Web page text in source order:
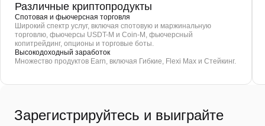
Различные криптопродукты
Спотовая и фьючерсная торговля
Широкий спектр услуг, включая спотовую и маржинальную
торговлю, фьючерсы USDT-M и Coin-M, фьючерсный
копитрейдинг, опционы и торговые боты.
Высокодоходный заработок
Множество продуктов Earn, включая Гибкие, Flexi Max и Стейкинг.
Зарегистрируйтесь и выиграйте